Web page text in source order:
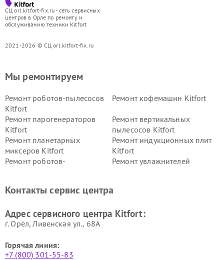
СЦ orl.kitfort-fix.ru - сеть сервисных
центров в Орле по ремонту и
обслуживанию техники Kitfort
2021-2026 © СЦ orl.kitfort-fix.ru
Мы ремонтируем
Ремонт роботов-пылесосов
Kitfort
Ремонт кофемашин Kitfort
Ремонт парогенераторов
Kitfort
Ремонт вертикальных
пылесосов Kitfort
Ремонт планетарных
миксеров Kitfort
Ремонт индукционных плит
Kitfort
Ремонт роботов-
Ремонт увлажнителей
Kitfort
Kitfort
Kitfort
Kitfort
Контакты сервис центра
Адрес сервисного центра Kitfort:
г. Орёл, Ливенская ул., 68А
Горячая линия:
+7 (800) 301-55-83